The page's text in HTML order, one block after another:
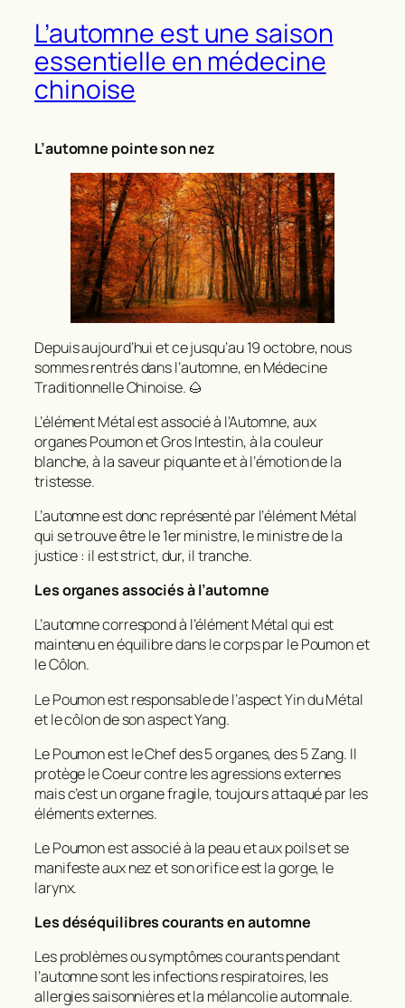
L’automne est une saison
essentielle en médecine
chinoise
L’automne pointe son nez
Depuis aujourd’hui et ce jusqu’au 19 octobre, nous
sommes rentrés dans l’automne, en Médecine
Traditionnelle Chinoise. 🌰
L’élément Métal est associé à l’Automne, aux
organes Poumon et Gros Intestin, à la couleur
blanche, à la saveur piquante et à l’émotion de la
tristesse.
L’automne est donc représenté par l’élément Métal
qui se trouve être le 1er ministre, le ministre de la
justice : il est strict, dur, il tranche.
Les organes associés à l’automne
L’automne correspond à l’élément Métal qui est
maintenu en équilibre dans le corps par le Poumon et
le Côlon.
Le Poumon est responsable de l’aspect Yin du Métal
et le côlon de son aspect Yang.
Le Poumon est le Chef des 5 organes, des 5 Zang. Il
protège le Coeur contre les agressions externes
mais c’est un organe fragile, toujours attaqué par les
éléments externes.
Le Poumon est associé à la peau et aux poils et se
manifeste aux nez et son orifice est la gorge, le
larynx.
Les déséquilibres courants en automne
Les problèmes ou symptômes courants pendant
l’automne sont les infections respiratoires, les
allergies saisonnières et la mélancolie automnale.